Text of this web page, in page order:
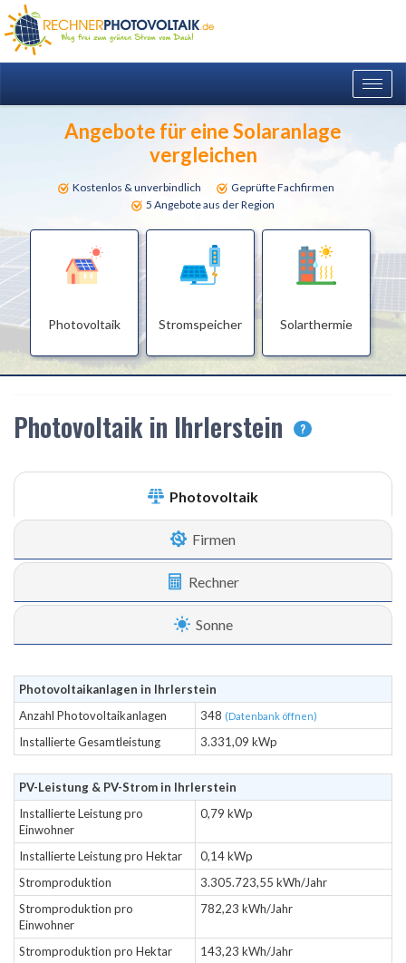
Angebote für eine Solaranlage
vergleichen
Kostenlos & unverbindlich
Geprüfte Fachfirmen
5 Angebote aus der Region
Photovoltaik Stromspeicher Solarthermie
Photovoltaik in Ihrlerstein ?
Photovoltaik
Firmen
Rechner
Sonne
Photovoltaikanlagen in Ihrlerstein
Anzahl Photovoltaikanlagen
348 (Datenbank öffnen)
Installierte Gesamtleistung 3.331,09 kWp
PV-Leistung & PV-Strom in Ihrlerstein
Installierte Leistung pro
Einwohner
0,79 kWp
Installierte Leistung pro Hektar
0,14 kWp
Stromproduktion
3.305.723,55 kWh/Jahr
Stromproduktion pro
Einwohner
782,23 kWh/Jahr
Stromproduktion pro Hektar
143,23 kWh/Jahr